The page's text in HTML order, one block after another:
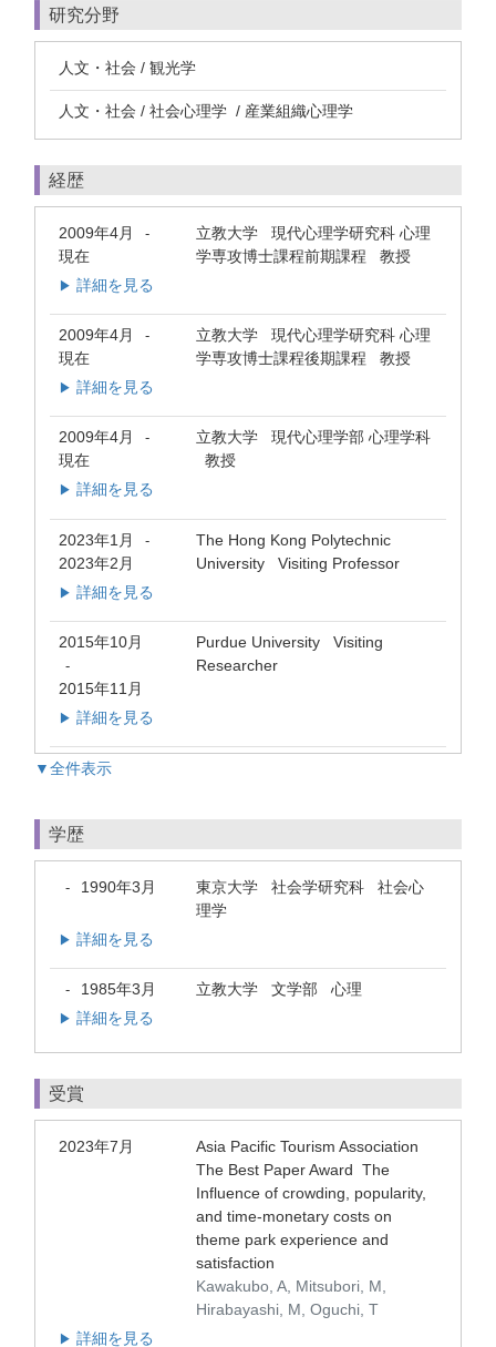
研究分野
人文・社会 / 観光学
人文・社会 / 社会心理学 / 産業組織心理学
経歴
2009年4月 -
現在
立教大学 現代心理学研究科 心理
学専攻博士課程前期課程 教授
▶ 詳細を見る
2009年4月 -
現在
立教大学 現代心理学研究科 心理
学専攻博士課程後期課程 教授
▶ 詳細を見る
2009年4月 -
現在
立教大学 現代心理学部 心理学科
教授
▶ 詳細を見る
2023年1月 -
2023年2月
The Hong Kong Polytechnic
University Visiting Professor
▶ 詳細を見る
2015年10月
-
2015年11月
Purdue University Visiting
Researcher
▶ 詳細を見る
▼全件表示
学歴
- 1990年3月
東京大学 社会学研究科 社会心
理学
▶ 詳細を見る
- 1985年3月 立教大学 文学部 心理
▶ 詳細を見る
受賞
2023年7月
Asia Pacific Tourism Association
The Best Paper Award The
Influence of crowding, popularity,
and time-monetary costs on
theme park experience and
satisfaction
Kawakubo, A, Mitsubori, M,
Hirabayashi, M, Oguchi, T
▶ 詳細を見る